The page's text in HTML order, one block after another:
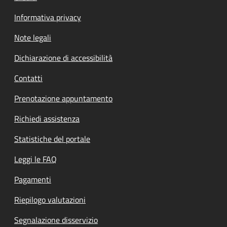
Informativa privacy
Note legali
Dichiarazione di accessibilità
Contatti
Prenotazione appuntamento
Richiedi assistenza
Statistiche del portale
Leggi le FAQ
Pagamenti
Riepilogo valutazioni
Segnalazione disservizio